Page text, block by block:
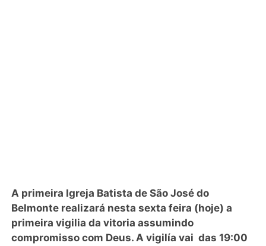
A primeira Igreja Batista de São José do
Belmonte realizará nesta sexta feira (hoje) a
primeira vigilia da vitoria assumindo
compromisso com Deus. A vigilía vai das 19:00